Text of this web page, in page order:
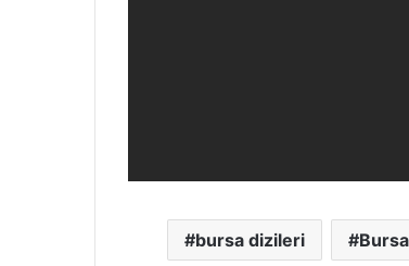
bursa dizileri